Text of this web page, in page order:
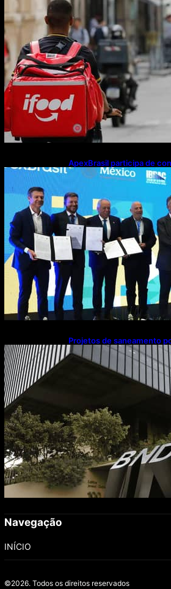
ApexBrasil participa de
de R$ 2,63 milhões em
Projetos de saneamento
milhões de brasileiros
Navegação
INÍCIO
©2026. Todos os direitos reservados